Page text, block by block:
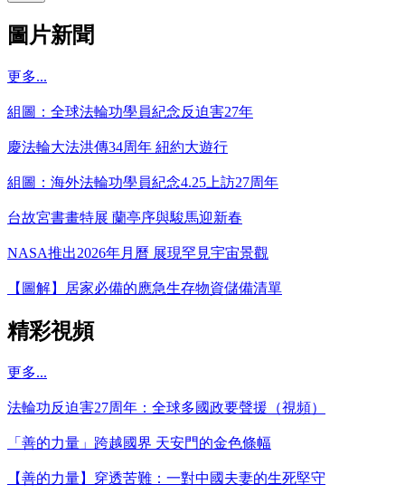
圖片新聞
更多...
組圖：全球法輪功學員紀念反迫害27年
慶法輪大法洪傳34周年 紐約大遊行
組圖：海外法輪功學員紀念4.25上訪27周年
台故宮書畫特展 蘭亭序與駿馬迎新春
NASA推出2026年月曆 展現罕見宇宙景觀
【圖解】居家必備的應急生存物資儲備清單
精彩視頻
更多...
法輪功反迫害27周年：全球多國政要聲援（視頻）
「善的力量」跨越國界 天安門的金色條幅
【善的力量】穿透苦難：一對中國夫妻的生死堅守